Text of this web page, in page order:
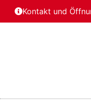
Kontakt und